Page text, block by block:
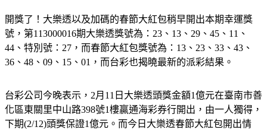
開獎了！大樂透以及加碼的春節大紅包稍早開出本期幸運獎
號，第113000016期大樂透獎號為：23、13、29、45、11、
44、特別號：27，而春節大紅包獎號為：13、23、33、43、
36、48、09、15、01，而台彩也揭曉最新的派彩結果。
台彩公司今晚表示，2月11日大樂透頭獎金額1億元在臺南市善
化區東關里中山路398號1樓贏通海彩券行開出，由一人獨得，
下期(2/12)頭獎保證1億元。而今日大樂透春節大紅包開出情